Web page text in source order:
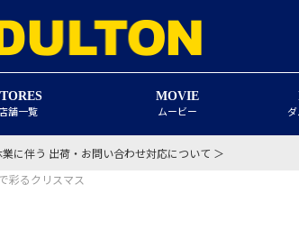
舗一覧
MOVIE
ムービー
に伴う 出荷・お問い合わせ対応について ＞
彩るクリスマス